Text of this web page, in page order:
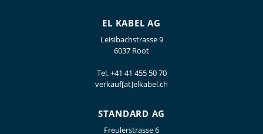
EL KABEL AG
Leisibachstrasse 9
6037 Root
Tel.+41 41 455 50 70
verkauf[at]elkabel.ch
STANDARD AG
Freulerstrasse 6